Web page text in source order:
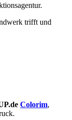
trifft und
Colorim,